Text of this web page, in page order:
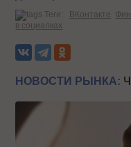
Теги: ВКонтакте
в социалках
НОВОСТИ РЫНКА: